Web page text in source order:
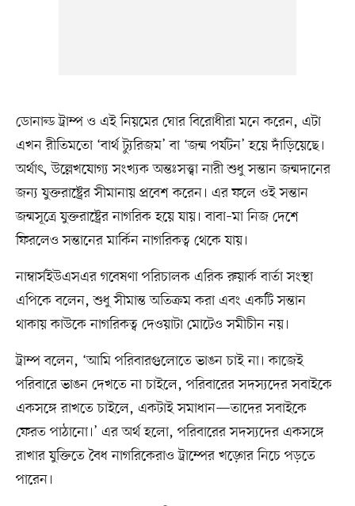
ডোনাল্ড ট্রাম্প ও এই নিয়মের ঘোর বিরোধীরা মনে করেন, এটা
এখন রীতিমতো ‘বার্থ ট্যুরিজম’ বা ‘জন্ম পর্যটন’ হয়ে দাঁড়িয়েছে।
অর্থাৎ, উল্লেখযোগ্য সংখ্যক অন্তঃসত্ত্বা নারী শুধু সন্তান জন্মদানের
জন্য যুক্তরাষ্ট্রের সীমানায় প্রবেশ করেন। এর ফলে ওই সন্তান
জন্মসূত্রে যুক্তরাষ্ট্রের নাগরিক হয়ে যায়। বাবা–মা নিজ দেশে
ফিরলেও সন্তানের মার্কিন নাগরিকত্ব থেকে যায়।
নাম্বার্সইউএসএর গবেষণা পরিচালক এরিক রুয়ার্ক বার্তা সংস্থা
এপিকে বলেন, শুধু সীমান্ত অতিক্রম করা এবং একটি সন্তান
থাকায় কাউকে নাগরিকত্ব দেওয়াটা মোটেও সমীচীন নয়।
ট্রাম্প বলেন, ‘আমি পরিবারগুলোতে ভাঙন চাই না। কাজেই
পরিবারে ভাঙন দেখতে না চাইলে, পরিবারের সদস্যদের সবাইকে
একসঙ্গে রাখতে চাইলে, একটাই সমাধান—তাদের সবাইকে
ফেরত পাঠানো।’ এর অর্থ হলো, পরিবারের সদস্যদের একসঙ্গে
রাখার যুক্তিতে বৈধ নাগরিকেরাও ট্রাম্পের খড়্গের নিচে পড়তে
পারেন।